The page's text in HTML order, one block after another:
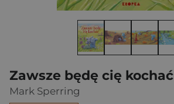
Zawsze będę cię kochać
Mark Sperring